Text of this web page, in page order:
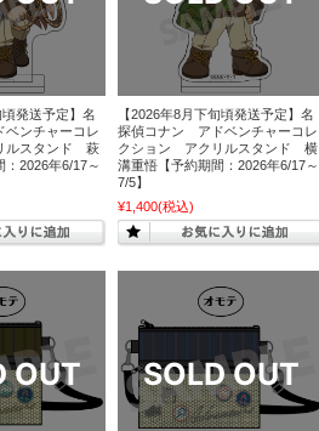
頃発送予定】名
ンチャーコレ
ルスタンド 萩
：2026年6/17～
【2026年8月下旬頃発送予定】名
探偵コナン アドベンチャーコレ
クション アクリルスタンド 横
溝重悟【予約期間：2026年6/17～
7/5】
¥1,400(税込)